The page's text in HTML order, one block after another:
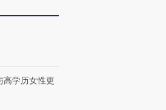
高学历女性更